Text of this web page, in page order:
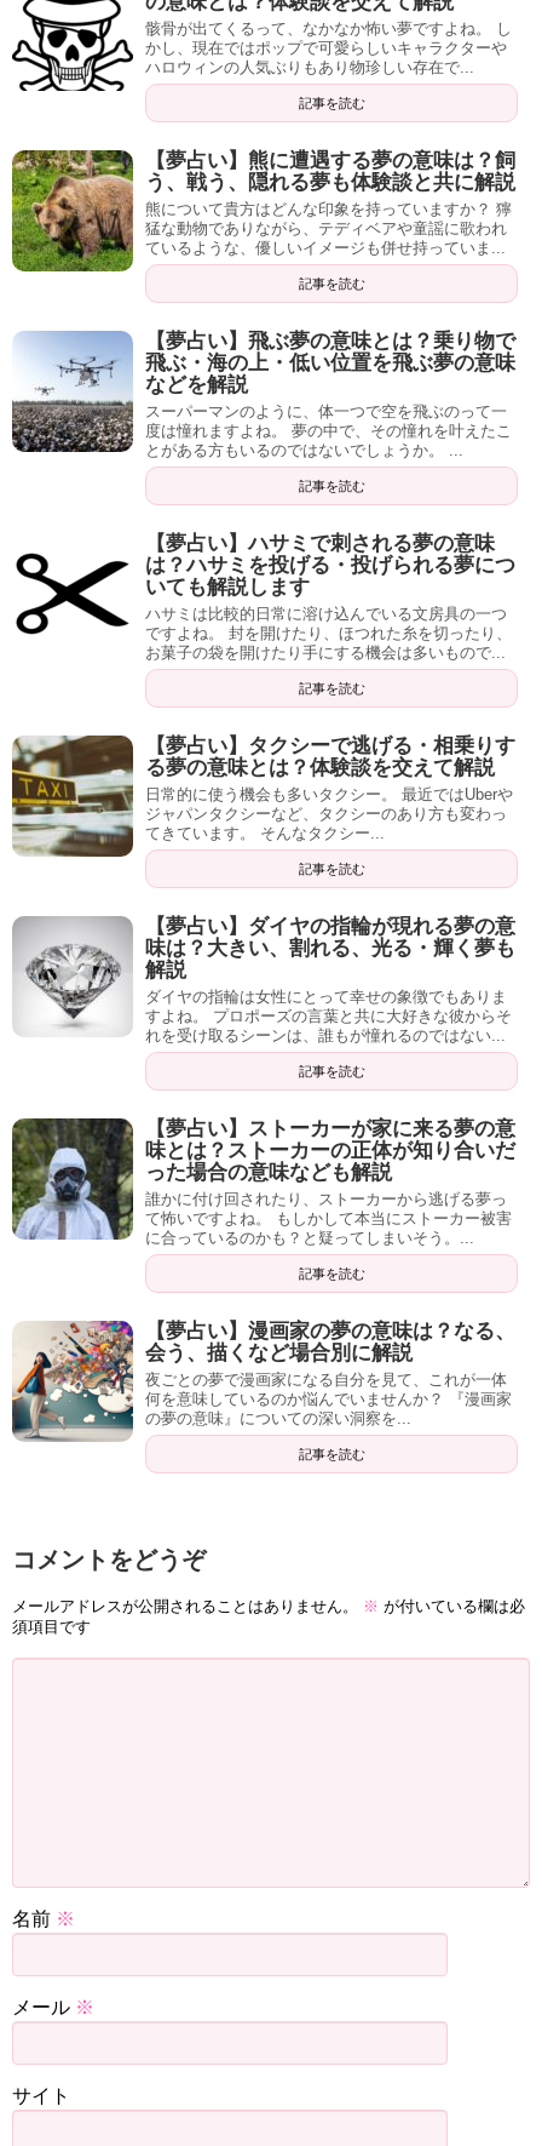
骸骨が出てくるって、なかなか怖い夢ですよね。 し
かし、現在ではポップで可愛らしいキャラクターや
ハロウィンの人気ぶりもあり物珍しい存在で...
記事を読む
【夢占い】熊に遭遇する夢の意味は？飼
う、戦う、隠れる夢も体験談と共に解説
熊について貴方はどんな印象を持っていますか？ 獰
猛な動物でありながら、テディベアや童謡に歌われ
ているような、優しいイメージも併せ持っていま...
記事を読む
【夢占い】飛ぶ夢の意味とは？乗り物で
飛ぶ・海の上・低い位置を飛ぶ夢の意味
などを解説
スーパーマンのように、体一つで空を飛ぶのって一
度は憧れますよね。 夢の中で、その憧れを叶えたこ
とがある方もいるのではないでしょうか。 ...
記事を読む
【夢占い】ハサミで刺される夢の意味
は？ハサミを投げる・投げられる夢につ
いても解説します
ハサミは比較的日常に溶け込んでいる文房具の一つ
ですよね。 封を開けたり、ほつれた糸を切ったり、
お菓子の袋を開けたり手にする機会は多いもので...
記事を読む
【夢占い】タクシーで逃げる・相乗りす
る夢の意味とは？体験談を交えて解説
日常的に使う機会も多いタクシー。 最近ではUberや
ジャパンタクシーなど、タクシーのあり方も変わっ
てきています。 そんなタクシー...
記事を読む
【夢占い】ダイヤの指輪が現れる夢の意
味は？大きい、割れる、光る・輝く夢も
解説
ダイヤの指輪は女性にとって幸せの象徴でもありま
すよね。 プロポーズの言葉と共に大好きな彼からそ
れを受け取るシーンは、誰もが憧れるのではない...
記事を読む
【夢占い】ストーカーが家に来る夢の意
味とは？ストーカーの正体が知り合いだ
った場合の意味なども解説
誰かに付け回されたり、ストーカーから逃げる夢っ
て怖いですよね。 もしかして本当にストーカー被害
に合っているのかも？と疑ってしまいそう。...
記事を読む
【夢占い】漫画家の夢の意味は？なる、
会う、描くなど場合別に解説
夜ごとの夢で漫画家になる自分を見て、これが一体
何を意味しているのか悩んでいませんか？ 『漫画家
の夢の意味』についての深い洞察を...
記事を読む
コメントをどうぞ
メールアドレスが公開されることはありません。 ※ が付いている欄は必
須項目です
名前 ※
メール ※
サイト